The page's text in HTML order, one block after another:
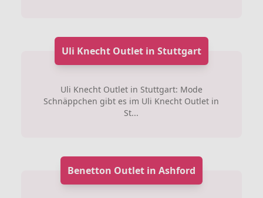
Uli Knecht Outlet in Stuttgart
Uli Knecht Outlet in Stuttgart: Mode
Schnäppchen gibt es im Uli Knecht Outlet in
St...
Benetton Outlet in Ashford